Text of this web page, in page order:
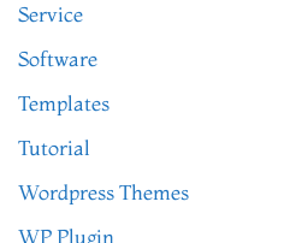
Service
Software
Templates
Tutorial
Wordpress Themes
WP Plugin